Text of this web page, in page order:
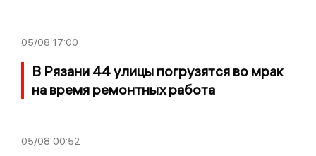
05/08 17:00
В Рязани 44 улицы погрузятся во мрак
на время ремонтных работа
05/08 00:52